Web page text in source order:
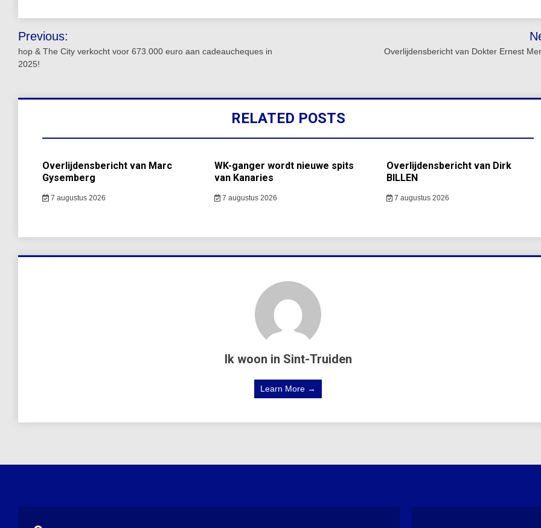
Bericht
navigatie
Previous:
hop & The City verkocht voor 673.000 euro aan cadeaucheques in
2025!
Overlijdensbericht van Dokter Ernest
RELATED POSTS
Overlijdensbericht van Marc
Gysemberg
7 augustus 2026
WK-ganger wordt nieuwe spits
van Kanaries
7 augustus 2026
Overlijdensbericht van Dirk
BILLEN
7 augustus 2026
Ik woon in Sint-Truiden
Learn More →